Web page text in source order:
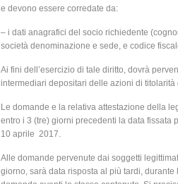
e devono essere corredate da:
– i dati anagrafici del socio richiedente
società denominazione e sede, e codice
Ai fini dell’esercizio di tale diritto, dovrà
intermediari depositari delle azioni di titolarità
Le domande e la relativa attestazione della
entro i 3 (tre) giorni precedenti la data fissata
10 aprile 2017.
Alle domande pervenute dai soggetti
giorno, sarà data risposta al più tardi,